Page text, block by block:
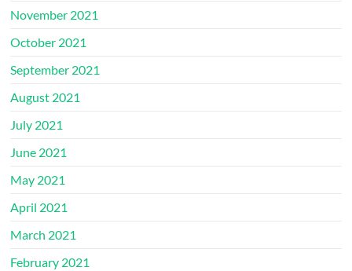
November 2021
October 2021
September 2021
August 2021
July 2021
June 2021
May 2021
April 2021
March 2021
February 2021